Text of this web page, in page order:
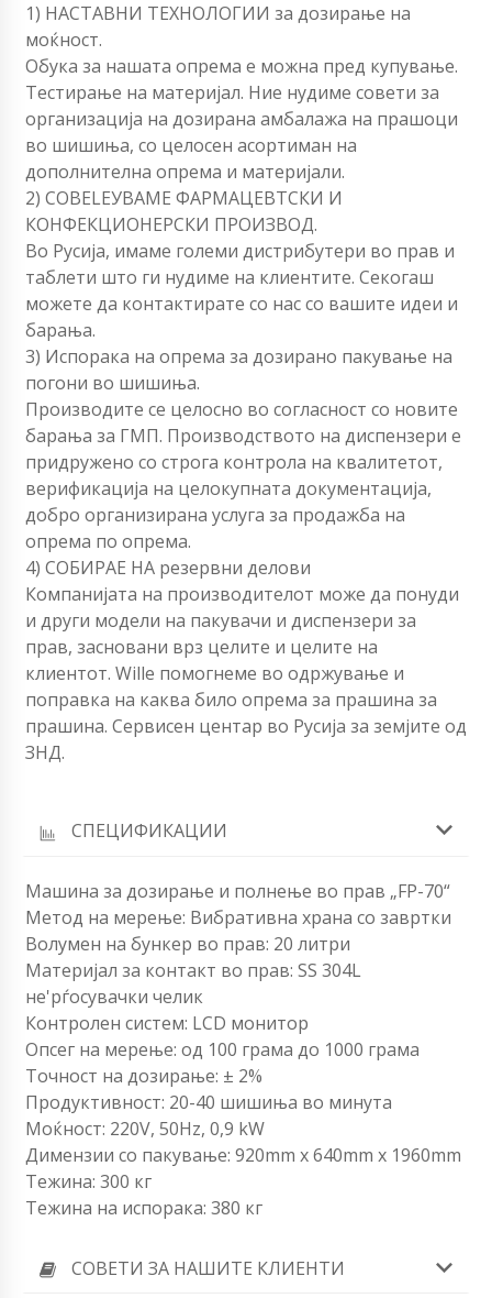
1) НАСТАВНИ ТЕХНОЛОГИИ за дозирање на
моќност.
Обука за нашата опрема е можна пред купување.
Тестирање на материјал. Ние нудиме совети за
организација на дозирана амбалажа на прашоци
во шишиња, со целосен асортиман на
дополнителна опрема и материјали.
2) СОВЕLEУВАМЕ ФАРМАЦЕВТСКИ И
КОНФЕКЦИОНЕРСКИ ПРОИЗВОД.
Во Русија, имаме големи дистрибутери во прав и
таблети што ги нудиме на клиентите. Секогаш
можете да контактирате со нас со вашите идеи и
барања.
3) Испорака на опрема за дозирано пакување на
погони во шишиња.
Производите се целосно во согласност со новите
барања за ГМП. Производството на диспензери е
придружено со строга контрола на квалитетот,
верификација на целокупната документација,
добро организирана услуга за продажба на
опрема по опрема.
4) СОБИРАЕ НА резервни делови
Компанијата на производителот може да понуди
и други модели на пакувачи и диспензери за
прав, засновани врз целите и целите на
клиентот. Willе помогнеме во одржување и
поправка на каква било опрема за прашина за
прашина. Сервисен центар во Русија за земјите од
ЗНД.
СПЕЦИФИКАЦИИ
Машина за дозирање и полнење во прав „FP-70“
Метод на мерење: Вибративна храна со завртки
Волумен на бункер во прав: 20 литри
Материјал за контакт во прав: SS 304L
не'рѓосувачки челик
Контролен систем: LCD монитор
Опсег на мерење: од 100 грама до 1000 грама
Точност на дозирање: ± 2%
Продуктивност: 20-40 шишиња во минута
Моќност: 220V, 50Hz, 0,9 kW
Димензии со пакување: 920mm x 640mm x 1960mm
Тежина: 300 кг
Тежина на испорака: 380 кг
СОВЕТИ ЗА НАШИТЕ КЛИЕНТИ